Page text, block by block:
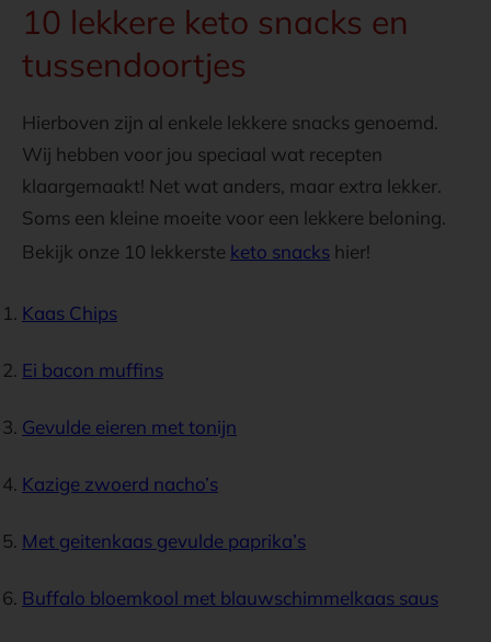
10 lekkere keto snacks en
tussendoortjes
Hierboven zijn al enkele lekkere snacks genoemd.
Wij hebben voor jou speciaal wat recepten
klaargemaakt! Net wat anders, maar extra lekker.
Soms een kleine moeite voor een lekkere beloning.
Bekijk onze 10 lekkerste keto snacks hier!
Kaas Chips
Ei bacon muffins
Gevulde eieren met tonijn
Kazige zwoerd nacho’s
Met geitenkaas gevulde paprika’s
Buffalo bloemkool met blauwschimmelkaas saus